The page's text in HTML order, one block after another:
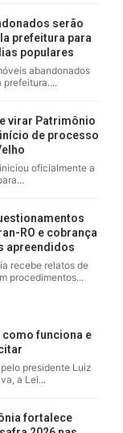
serão
prefeitura para
populares
abandonados
prefeitura....
virar Patrimônio
de processo
oficialmente a
RO e cobrança
apreendidos
recebe relatos de
procedimentos...
como funciona e
presidente Luiz
a Lei...
fortalece